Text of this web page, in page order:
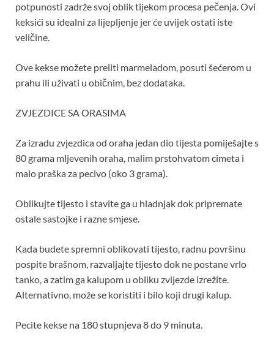
potpunosti zadrže svoj oblik tijekom procesa pečenja. Ovi
keksići su idealni za lijepljenje jer će uvijek ostati iste
veličine.
Ove kekse možete preliti marmeladom, posuti šećerom u
prahu ili uživati ​​u običnim, bez dodataka.
ZVJEZDICE SA ORASIMA
Za izradu zvjezdica od oraha jedan dio tijesta pomiješajte s
80 grama mljevenih oraha, malim prstohvatom cimeta i
malo praška za pecivo (oko 3 grama).
Oblikujte tijesto i stavite ga u hladnjak dok pripremate
ostale sastojke i razne smjese.
Kada budete spremni oblikovati tijesto, radnu površinu
pospite brašnom, razvaljajte tijesto dok ne postane vrlo
tanko, a zatim ga kalupom u obliku zvijezde izrežite.
Alternativno, može se koristiti i bilo koji drugi kalup.
Pecite kekse na 180 stupnjeva 8 do 9 minuta.